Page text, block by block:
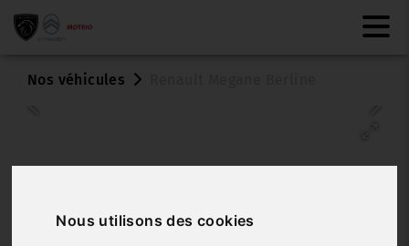
Nous utilisons des cookies
Nos véhicules